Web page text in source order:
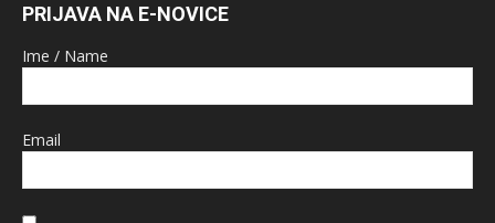
PRIJAVA NA E-NOVICE
Ime / Name
Email